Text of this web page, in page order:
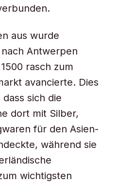
aus wurde
Antwerpen
rasch zum
avancierte. Dies
sich die
dort mit Silber,
für den Asien-
während sie
wichtigsten